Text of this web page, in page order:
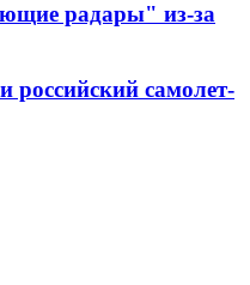
радары" из-за
российский самолет-